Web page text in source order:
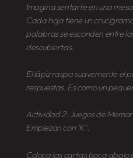
Imagina sentarte en una
Cada hoja tiene un
palabras se esconden entre
descubiertas.
El lápiz raspa suavemente el
respuestas. Es como un
Actividad 2: Juegos de
Empiezan con ‘K’.
Coloca las cartas boca